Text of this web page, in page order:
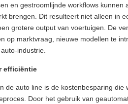
en gestroomlijnde workflows kunnen
brengen. Dit resulteert niet alleen in
grotere output van voertuigen. De
op marktvraag, nieuwe modellen te
industrie.
efficiëntie
de auto line is de kostenbesparing
Door het gebruik van